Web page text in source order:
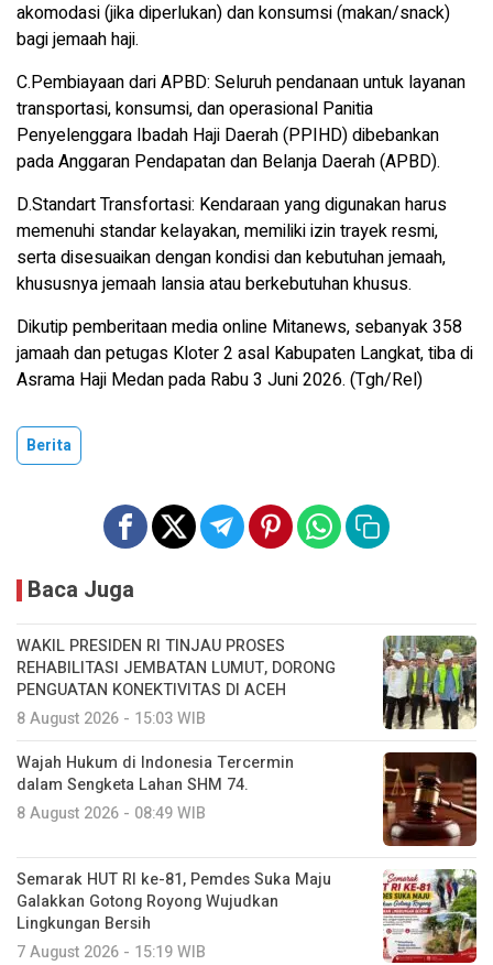
akomodasi (jika diperlukan) dan konsumsi (makan/snack)
bagi jemaah haji.
C.Pembiayaan dari APBD: Seluruh pendanaan untuk layanan
transportasi, konsumsi, dan operasional Panitia
Penyelenggara Ibadah Haji Daerah (PPIHD) dibebankan
pada Anggaran Pendapatan dan Belanja Daerah (APBD).
D.Standart Transfortasi: Kendaraan yang digunakan harus
memenuhi standar kelayakan, memiliki izin trayek resmi,
serta disesuaikan dengan kondisi dan kebutuhan jemaah,
khususnya jemaah lansia atau berkebutuhan khusus.
Dikutip pemberitaan media online Mitanews, sebanyak 358
jamaah dan petugas Kloter 2 asal Kabupaten Langkat, tiba di
Asrama Haji Medan pada Rabu 3 Juni 2026. (Tgh/Rel)
Berita
Baca Juga
WAKIL PRESIDEN RI TINJAU PROSES
REHABILITASI JEMBATAN LUMUT, DORONG
PENGUATAN KONEKTIVITAS DI ACEH
8 August 2026 - 15:03 WIB
Wajah Hukum di Indonesia Tercermin
dalam Sengketa Lahan SHM 74.
8 August 2026 - 08:49 WIB
Semarak HUT RI ke-81, Pemdes Suka Maju
Galakkan Gotong Royong Wujudkan
Lingkungan Bersih
7 August 2026 - 15:19 WIB